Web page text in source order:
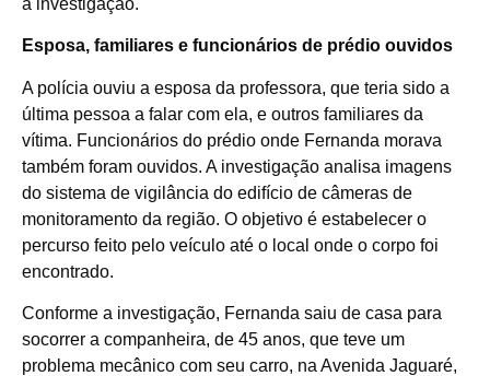
Esposa, familiares e funcionários de prédio ouvidos
A polícia ouviu a esposa da professora, que teria sido a
última pessoa a falar com ela, e outros familiares da
vítima. Funcionários do prédio onde Fernanda morava
também foram ouvidos. A investigação analisa imagens
do sistema de vigilância do edifício de câmeras de
monitoramento da região. O objetivo é estabelecer o
percurso feito pelo veículo até o local onde o corpo foi
encontrado.
Conforme a investigação, Fernanda saiu de casa para
socorrer a companheira, de 45 anos, que teve um
problema mecânico com seu carro, na Avenida Jaguaré,